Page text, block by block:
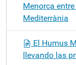
Menorca
Mediterrània
El Humus
llevando las